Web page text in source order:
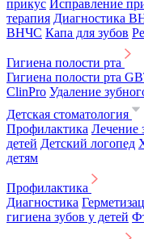
прикус Исправление
терапия Диагностика
ВНЧС Капа для зубов
Гигиена полости рта
Гигиена полости рта
ClinPro Удаление
Детская стоматология
Профилактика Лечение
детей Детский логопед
детям
Профилактика
Диагностика
гигиена зубов у детей